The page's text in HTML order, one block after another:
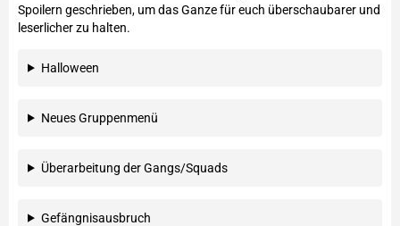
Spoilern geschrieben, um das Ganze für euch überschaubarer und
leserlicher zu halten.
Halloween
Neues Gruppenmenü
Überarbeitung der Gangs/Squads
Gefängnisausbruch